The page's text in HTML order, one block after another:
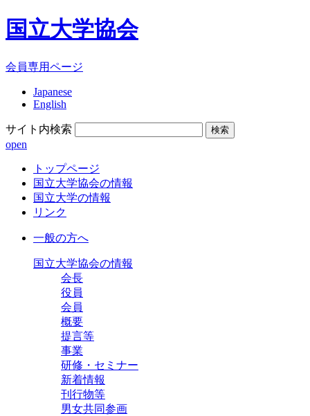
国立大学協会
会員専用ページ
Japanese
English
サイト内検索
open
トップページ
国立大学協会の情報
国立大学の情報
リンク
一般の方へ
国立大学協会の情報
会長
役員
会員
概要
提言等
事業
研修・セミナー
新着情報
刊行物等
男女共同参画